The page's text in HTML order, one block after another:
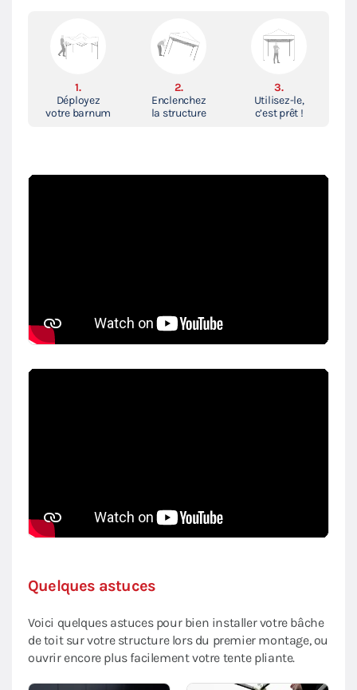
1.
Déployez
votre barnum
2.
Enclenchez
la structure
3.
Utilisez-le,
c’est prêt !
Quelques astuces
Voici quelques astuces pour bien installer votre bâche
de toit sur votre structure lors du premier montage, ou
ouvrir encore plus facilement votre tente pliante.